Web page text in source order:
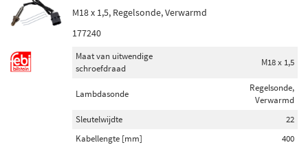
M18 x 1,5, Regelsonde, Verwarmd
177240
Maat van uitwendige
schroefdraad
M18 x 1,5
Lambdasonde
Regelsonde,
Verwarmd
Sleutelwijdte
22
Kabellengte [mm]
400